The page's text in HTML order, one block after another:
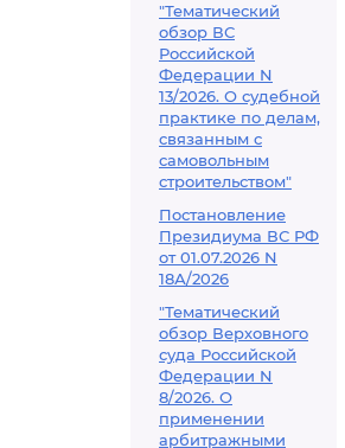
"Тематический
обзор ВС
Российской
Федерации N
13/2026. О судебной
практике по делам,
связанным с
самовольным
строительством"
Постановление
Президиума ВС РФ
от 01.07.2026 N
18А/2026
"Тематический
обзор Верховного
суда Российской
Федерации N
8/2026. О
применении
арбитражными